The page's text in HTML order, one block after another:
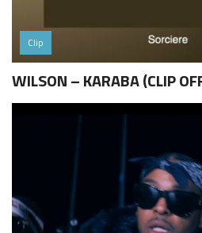
Clip
WILSON – KARABA (CLIP